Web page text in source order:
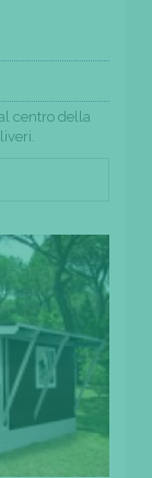
centro della